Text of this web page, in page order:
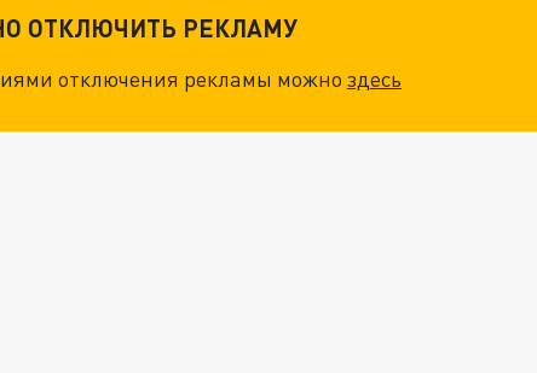
ОТКЛЮЧИТЬ РЕКЛАМУ
отключения рекламы можноздесь